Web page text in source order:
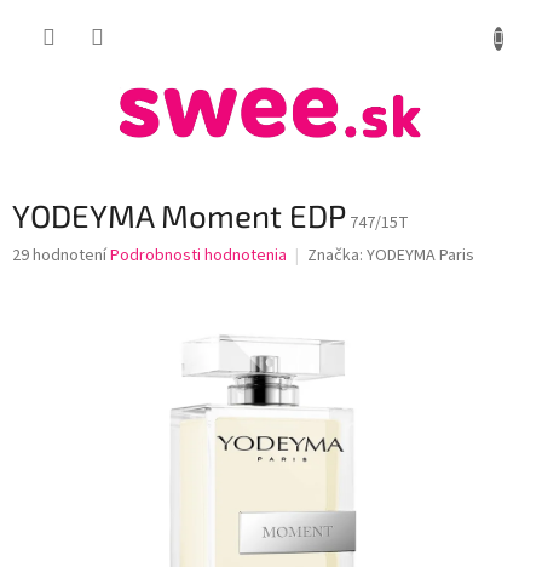
YODEYMA Moment EDP 747/15T
Priemerné
29 hodnoteníPodrobnosti hodnotenia Značka: YODEYMA Paris